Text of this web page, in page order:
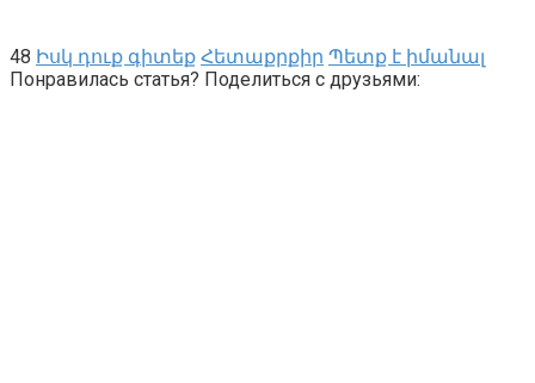
48 Իսկ դուք գիտեք Հետաքրքիր Պետք է իմանալ
Понравилась статья? Поделиться с друзьями: